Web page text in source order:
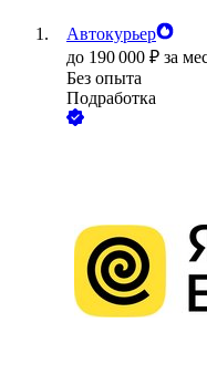
Автокурьер
до 190 000 ₽ за
Без опыта
Подработка